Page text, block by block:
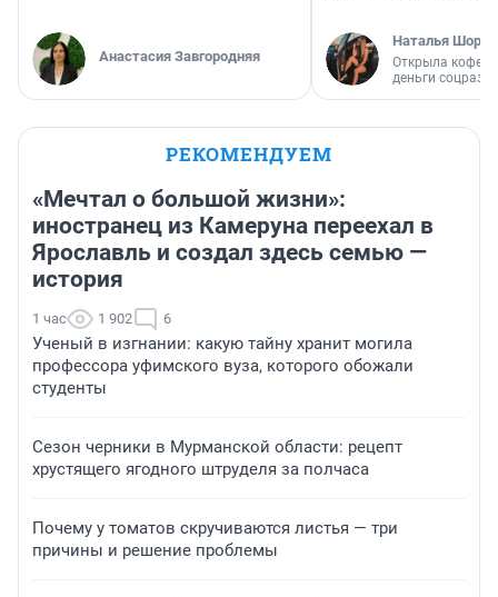
Анастасия Завгородняя
Наталья
Открыла
деньги
РЕКОМЕНДУЕМ
«Мечтал о большой жизни»:
иностранец из Камеруна переехал в
Ярославль и создал здесь семью —
история
1 час 1 902 6
Ученый в изгнании: какую тайну хранит могила
профессора уфимского вуза, которого обожали
студенты
Сезон черники в Мурманской области: рецепт
хрустящего ягодного штруделя за полчаса
Почему у томатов скручиваются листья — три
причины и решение проблемы